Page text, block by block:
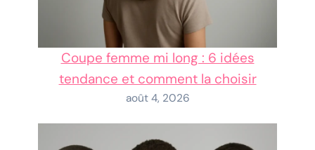
Coupe femme mi long : 6 idées
tendance et comment la choisir
août 4, 2026